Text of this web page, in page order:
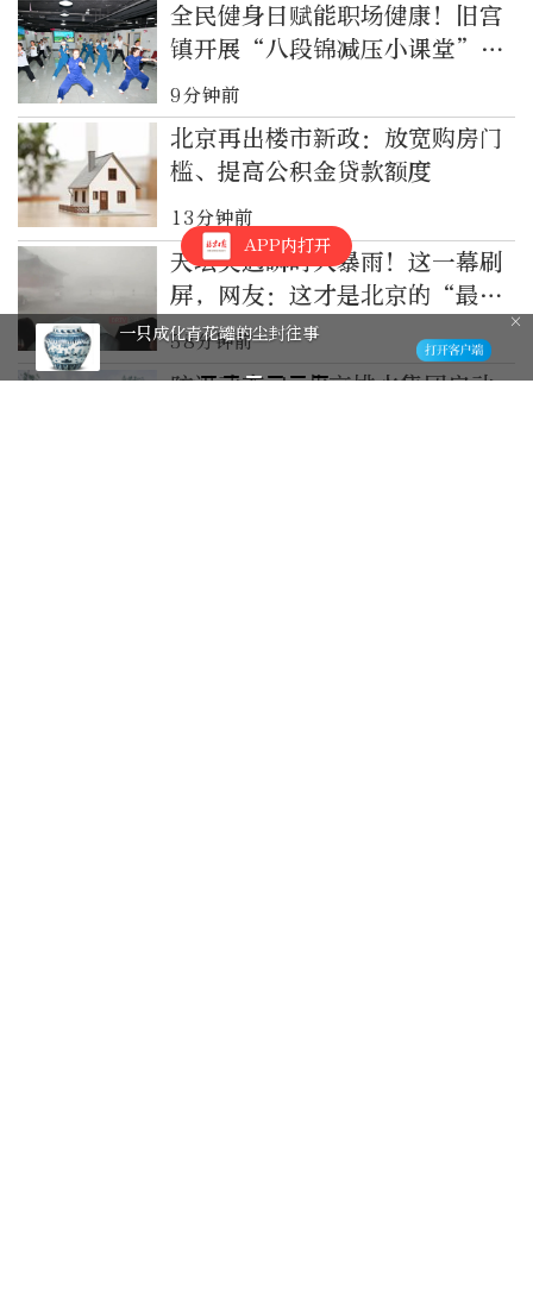
全民健身日赋能职场健康！旧宫
镇开展“八段锦减压小课堂”公
益志愿服务活动
9分钟前
北京再出楼市新政：放宽购房门
槛、提高公积金贷款额度
13分钟前
天坛突遇瞬时大暴雨！这一幕刷
屏，网友：这才是北京的“最美
风景”
58分钟前
防汛动态 | 北京排水集团启动
APP内打开
一只成化青花罐的尘封往事